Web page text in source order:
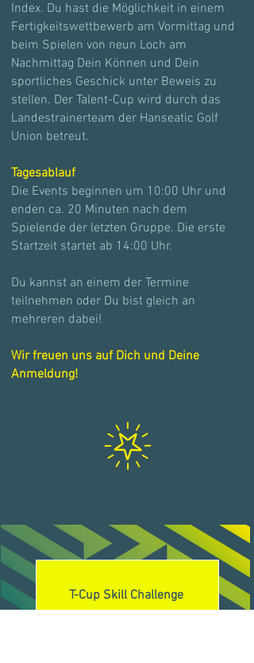
Index. Du hast die Möglichkeit in einem
Fertigkeitswettbewerb am Vormittag und
beim Spielen von neun Loch am
Nachmittag Dein Können und Dein
sportliches Geschick unter Beweis zu
stellen. Der Talent-Cup wird durch das
Landestrainerteam der Hanseatic Golf
Union betreut.
Tagesablauf
Die Events beginnen um 10:00 Uhr und
enden ca. 20 Minuten nach dem
Spielende der letzten Gruppe. Die erste
Startzeit startet ab 14:00 Uhr.
Du kannst an einem der Termine
teilnehmen oder Du bist gleich an
mehreren dabei!
Wir freuen uns auf Dich und Deine
Anmeldung!
T-Cup Skill Challenge